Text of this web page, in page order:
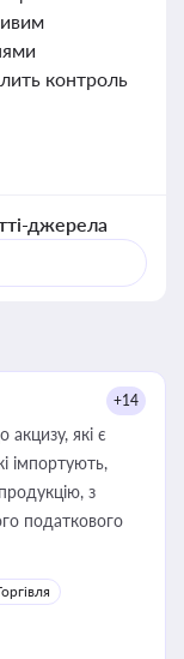
контроль
джерела
+14
які є
імпортують,
з
податкового